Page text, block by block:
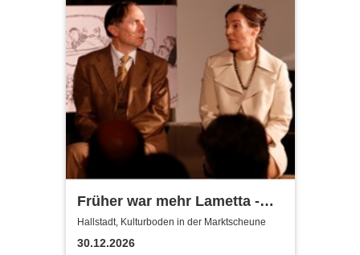
Früher war mehr Lametta -
ein Abend mit Loriot
Hallstadt, Kulturboden in der Marktscheune
30.12.2026